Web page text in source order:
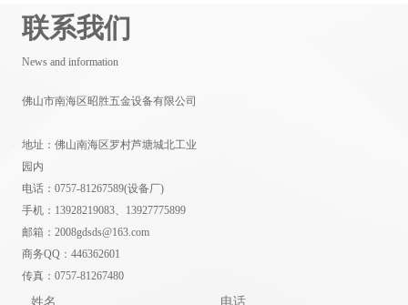
联系我们
News and information
佛山市南海区昭胜五金设备有限公司
地址：佛山南海区罗村芦塘城北工业
园内
电话：0757-81267589(设备厂)
手机：13928219083、13927775899
邮箱：2008gdsds@163.com
商务QQ：446362601
传真：0757-81267480